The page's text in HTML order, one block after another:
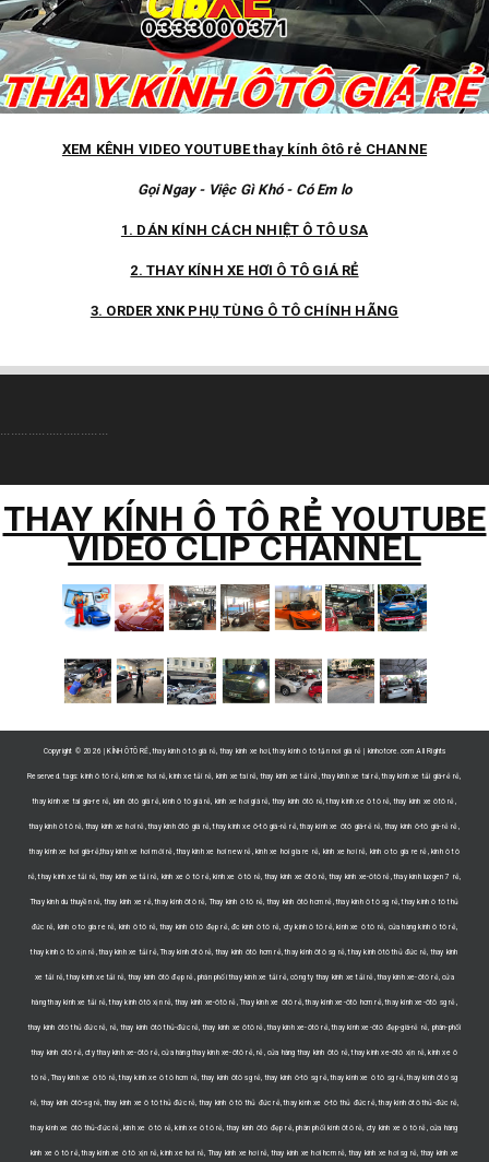
XEM KÊNH VIDEO YOUTUBE thay kính ôtô rẻ CHANNE
Gọi Ngay - Việc Gì Khó - Có Em lo
1. DÁN KÍNH CÁCH NHIỆT Ô TÔ USA
2. THAY KÍNH XE HƠI Ô TÔ GIÁ RẺ
3. ORDER XNK PHỤ TÙNG Ô TÔ CHÍNH HÃNG
...............................
THAY KÍNH Ô TÔ RẺ YOUTUBE
VIDEO CLIP CHANNEL
Copyright © 2026 | KÍNH ÔTÔ RẺ, thay kính ô tô giá rẻ, thay kính xe hơi, thay kính ô tô tận nơi giá rẻ | kinhotore.com All Rights
Reserved. tags: kính ô tô rẻ, kính xe hơi rẻ, kính xe tải rẻ, kinh xe tai rẻ, thay kính xe tải rẻ, thay kinh xe tai rẻ, thay kính xe tải giá-rẻ rẻ,
thay kinh xe tai gia-re rẻ, kính ôtô giá rẻ, kính ô tô giá rẻ, kính xe hơi giá rẻ, thay kính ôtô rẻ, thay kính xe ô tô rẻ, thay kính xe ôtô rẻ,
thay kính ô tô rẻ, thay kính xe hơi rẻ, thay kính ôtô giá rẻ, thay kính xe ô-tô giá-rẻ rẻ, thay kính xe ôtô giá-rẻ rẻ, thay kính ô-tô giá-rẻ rẻ,
thay kính xe hơi giá-rẻ,thay kính xe hơi mới rẻ, thay kính xe hơi new rẻ, kinh xe hoi gia re rẻ, kính xe hơi rẻ, kinh o to gia re rẻ, kính ô tô
rẻ, thay kính xe tải rẻ, thay kính xe tải rẻ, kính xe ô tô rẻ, kính xe ô tô rẻ, thay kính xe ôtô rẻ, thay kính xe-ôtô rẻ, thay kính luxgen 7 rẻ,
Thay kinh du thuyền rẻ, thay kính xe rẻ, thay kính ôtô rẻ, Thay kinh ô tô rẻ, thay kính ôtô hcm rẻ, thay kính ô tô sg rẻ, thay kính ô tô thủ
đức rẻ, kinh o to gia re rẻ, kính ô tô rẻ, thay kính ô tô đẹp rẻ, đc kính ô tô rẻ, cty kính ô tô rẻ, kính xe ô tô rẻ, cửa hàng kính ô tô rẻ,
thay kính ô tô xịn rẻ, thay kính xe tải rẻ, Thay kinh ôtô rẻ, thay kính ôtô hcm rẻ, thay kính ôtô sg rẻ, thay kính ôtô thủ đức rẻ, thay kính
xe tải rẻ, thay kính xe tải rẻ, thay kính ôtô đẹp rẻ, phân phối thay kính xe tải rẻ, công ty thay kính xe tải rẻ, thay kính xe-ôtô rẻ, cửa
hàng thay kính xe tải rẻ, thay kính ôtô xịn rẻ, thay kính xe-ôtô rẻ, Thay kinh xe ôtô rẻ, thay kính xe-ôtô hcm rẻ, thay kính xe-ôtô sg rẻ,
thay kính ôtô thủ đức rẻ, rẻ, thay kính ôtô thủ-đức rẻ, thay kính xe ôtô rẻ, thay kính xe-ôtô rẻ, thay kính xe-ôtô đẹp-giá-rẻ rẻ, phân-phối
thay kính ôtô rẻ, cty thay kính xe-ôtô rẻ, cửa hàng thay kính xe-ôtô rẻ, rẻ, cửa hàng thay kính ôtô rẻ, thay kính xe-ôtô xịn rẻ, kính xe ô
tô rẻ, Thay kinh xe ô tô rẻ, thay kính xe ô tô hcm rẻ, thay kính ôtô sg rẻ, thay kính ô-tô sg rẻ, thay kính xe ô tô sg rẻ, thay kính ôtô sg
rẻ, thay kính ôtô-sg rẻ, thay kính xe ô tô thủ đức rẻ, thay kính ô tô thủ đức rẻ, thay kính xe ô-tô thủ đức rẻ, thay kính ôtô thủ-đức rẻ,
thay kính xe ôtô thủ-đức rẻ, kính xe ô tô rẻ, kính xe ô tô rẻ, thay kính ôtô đẹp rẻ, phân phối kính ôtô rẻ, cty kính xe ô tô rẻ, cửa hàng
kính xe ô tô rẻ, thay kính xe ô tô xịn rẻ, kính xe hơi rẻ, Thay kinh xe hơi rẻ, thay kính xe hơi hcm rẻ, thay kính xe hơi sg rẻ, thay kính xe